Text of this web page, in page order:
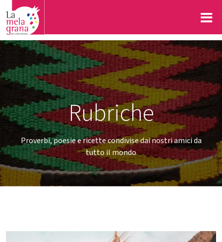
Rubriche
Proverbi, poesie e ricette condivise dai nostri amici da
tutto il mondo